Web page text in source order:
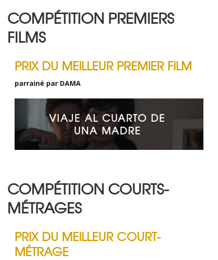
COMPÉTITION PREMIERS
FILMS
PRIX DU MEILLEUR PREMIER FILM
parrainé par DAMA
VIAJE AL CUARTO DE
UNA MADRE
COMPÉTITION COURTS-
MÉTRAGES
PRIX DU MEILLEUR COURT-
MÉTRAGE